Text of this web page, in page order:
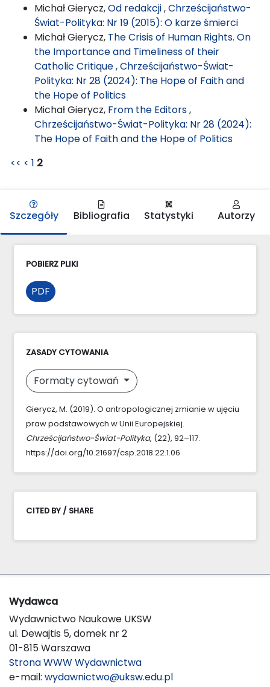
Michał Gierycz,Od redakcji,Chrześcijaństwo-
Świat-Polityka: Nr 19 (2015): O karze śmierci
Michał Gierycz, The Crisis of Human Rights. On
the Importance and Timeliness of their
Catholic Critique,Chrześcijaństwo-Świat-
Polityka: Nr 28 (2024): The Hope of Faith and
the Hope of Politics
Michał Gierycz, From the Editors,
Chrześcijaństwo-Świat-Polityka: Nr 28 (2024):
The Hope of Faith and the Hope of Politics
<< < 1 2
Szczegóły Bibliografia Statystyki Autorzy
POBIERZ PLIKI
PDF
ZASADY CYTOWANIA
Formaty cytowań
Gierycz, M. (2019). O antropologicznej zmianie w ujęciu
praw podstawowych w Unii Europejskiej.
Chrześcijaństwo-Świat-Polityka, (22), 92–117.
https://doi.org/10.21697/csp.2018.22.1.06
CITED BY / SHARE
Wydawca
Wydawnictwo Naukowe UKSW
ul. Dewajtis 5, domek nr 2
01-815 Warszawa
Strona WWW Wydawnictwa
e-mail: wydawnictwo@uksw.edu.pl